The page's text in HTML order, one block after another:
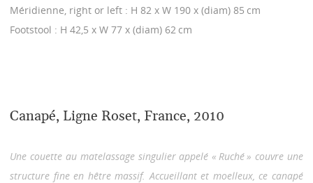
Méridienne, right or left : H 82 x W 190 x (diam) 85 cm
Footstool : H 42,5 x W 77 x (diam) 62 cm
Canapé, Ligne Roset, France, 2010
Une couette au matelassage singulier appelé « Ruché » couvre une
structure fine en hêtre massif. Accueillant et moelleux, ce canapé